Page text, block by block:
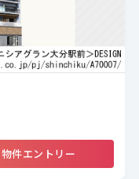
物件エントリー